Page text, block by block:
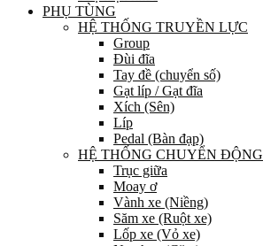
PHỤ TÙNG
HỆ THỐNG TRUYỀN LỰC
Group
Đùi đĩa
Tay đề (chuyển số)
Gạt líp / Gạt đĩa
Xích (Sên)
Líp
Pedal (Bàn đạp)
HỆ THỐNG CHUYỂN ĐỘNG
Trục giữa
Moay ơ
Vành xe (Niềng)
Săm xe (Ruột xe)
Lốp xe (Vỏ xe)